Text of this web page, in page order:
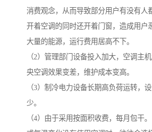
消费观念，从而导致部分用户有没有人
开着空调的同时还开着门窗，造成用户
大量的能源，运行费用居高不下。
（2）管理部门设备投入加大，空调主
央空调效果变差，维护成本变高。
（3）制冷电力设备长期高负荷运转，
少。
（4）由于采用按面积收费，每月包干